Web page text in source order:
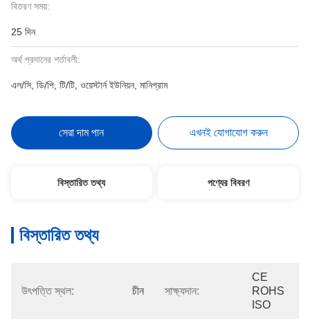
বিতরণ সময়:
25 দিন
অর্থ প্রদানের শর্তাবলী:
এল/সি, ডি/পি, টি/টি, ওয়েস্টার্ন ইউনিয়ন, মানিগ্রাম
সেরা দাম পান এখনই যোগাযোগ করুন
বিস্তারিত তথ্য পণ্যের বিবরণ
বিস্তারিত তথ্য
উৎপত্তি স্থল: চীন সাক্ষ্যদান:
CE
ROHS
ISO